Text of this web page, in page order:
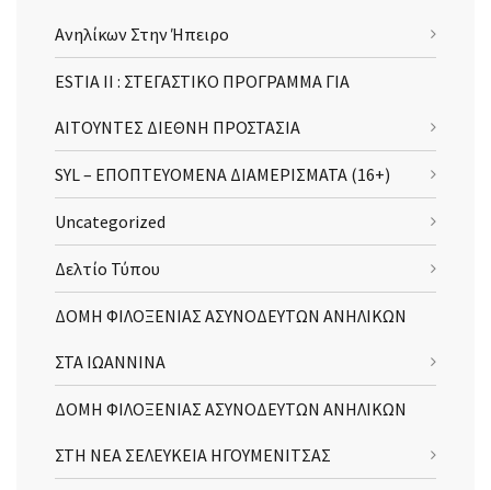
Ανηλίκων Στην Ήπειρο
ESTIA II : ΣΤΕΓΑΣΤΙΚΟ ΠΡΟΓΡΑΜΜΑ ΓΙΑ
ΑΙΤΟΥΝΤΕΣ ΔΙΕΘΝΗ ΠΡΟΣΤΑΣΙΑ
SYL – ΕΠΟΠΤΕΥΟΜΕΝΑ ΔΙΑΜΕΡΙΣΜΑΤΑ (16+)
Uncategorized
Δελτίο Τύπου
ΔΟΜΗ ΦΙΛΟΞΕΝΙΑΣ ΑΣΥΝΟΔΕΥΤΩΝ ΑΝΗΛΙΚΩΝ
ΣΤΑ ΙΩΑΝΝΙΝΑ
ΔΟΜΗ ΦΙΛΟΞΕΝΙΑΣ ΑΣΥΝΟΔΕΥΤΩΝ ΑΝΗΛΙΚΩΝ
ΣΤΗ ΝΕΑ ΣΕΛΕΥΚΕΙΑ ΗΓΟΥΜΕΝΙΤΣΑΣ